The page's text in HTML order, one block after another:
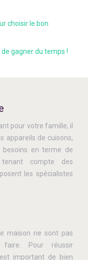
choisir le bon
gagner du temps !
pour votre famille, il
appareils de cuisons,
besoins en terme de
compte des
les spécialistes
maison ne sont pas
Pour réussir
important de bien